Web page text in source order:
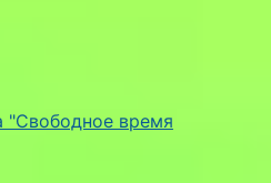
"Свободное время